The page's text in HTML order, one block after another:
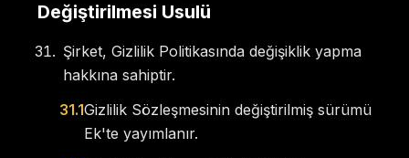
Değiştirilmesi Usulü
Şirket, Gizlilik Politikasında değişiklik yapma
hakkına sahiptir.
31.1Gizlilik Sözleşmesinin değiştirilmiş sürümü
Ek'te yayımlanır.